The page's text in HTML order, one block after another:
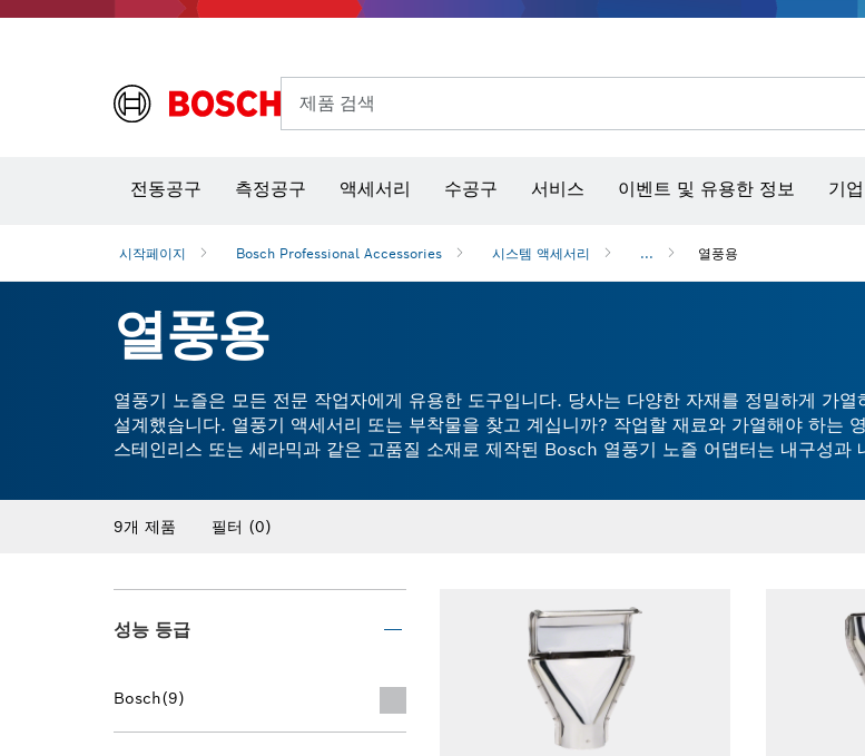
제품 검색
전동공구 측정공구 액세서리 수공구 서비스 이벤트 및 유용한 정보 기
시작페이지 Bosch Professional Accessories 시스템 액세서리 ... 열풍용
열풍용
열풍기 노즐은 모든 전문 작업자에게 유용한 도구입니다. 당사는 다양한 자재를 정밀하게 가
설계했습니다. 열풍기 액세서리 또는 부착물을 찾고 계십니까? 작업할 재료와 가열해야 하는
스테인리스 또는 세라믹과 같은 고품질 소재로 제작된 Bosch 열풍기 노즐 어댑터는 내구성과
9개 제품 필터 (0)
성능 등급
Bosch(9)